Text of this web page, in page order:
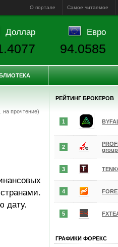
О портале Самое читаемое
прочтение)
дату.
РЕЙТИНГ БРОКЕРОВ
1
2
group
3
4
5
ГРАФИКИ ФОРЕКС
Доллар Евро
94.0585